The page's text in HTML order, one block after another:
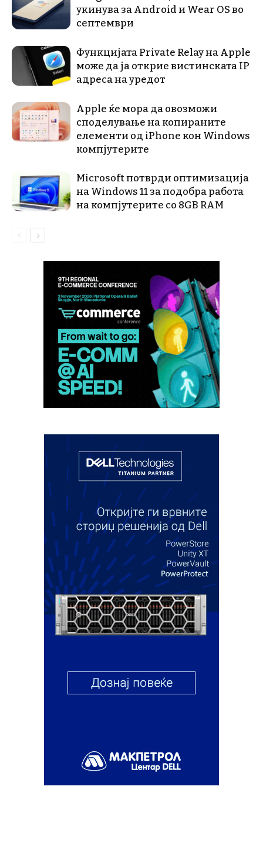
укинува за Android и Wear OS во
септември
Функцијата Private Relay на Apple
може да ја открие вистинската IP
адреса на уредот
Apple ќе мора да овозможи
споделување на копираните
елементи од iPhone кон Windows
компјутерите
Microsoft потврди оптимизација
на Windows 11 за подобра работа
на компјутерите со 8GB RAM